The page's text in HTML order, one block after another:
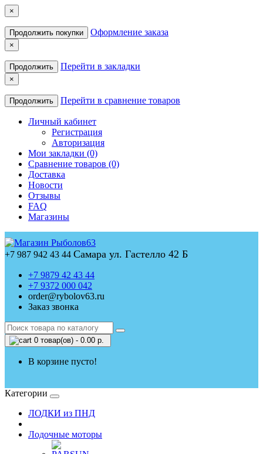
×
Продолжить покупки Оформление заказа
×
Продолжить Перейти в закладки
×
Продолжить Перейти в сравнение товаров
Личный кабинет
Регистрация
Авторизация
Мои закладки (0)
Сравнение товаров (0)
Доставка
Новости
Отзывы
FAQ
Магазины
+7 987 942 43 44 Самара ул. Гастелло 42 Б
+7 9879 42 43 44
+7 9372 000 042
order@rybolov63.ru
Заказ звонка
0 товар(ов) - 0.00 р.
В корзине пусто!
Категории
ЛОДКИ из ПНД
Лодочные моторы